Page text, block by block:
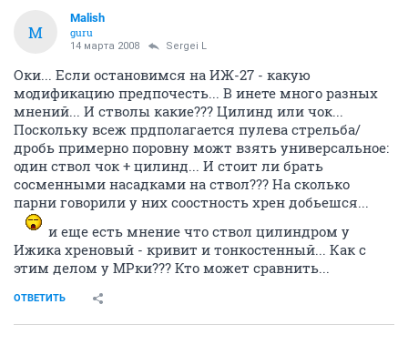
M
Malish
guru
14 марта 2008 Sergei L
Оки... Если остановимся на ИЖ-27 - какую
модификацию предпочесть... В инете много разных
мнений... И стволы какие??? Цилинд или чок...
Поскольку всеж прдполагается пулева стрельба/
дробь примерно поровну можт взять универсальное:
один ствол чок + цилинд... И стоит ли брать
сосменными насадками на ствол??? На сколько
парни говорили у них соостность хрен добьешся...
и еще есть мнение что ствол цилиндром у
Ижика хреновый - кривит и тонкостенный... Как с
этим делом у МРки??? Кто может сравнить...
ОТВЕТИТЬ